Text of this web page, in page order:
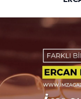
DEVREK
EREĞLİ
GÖKÇEBEY